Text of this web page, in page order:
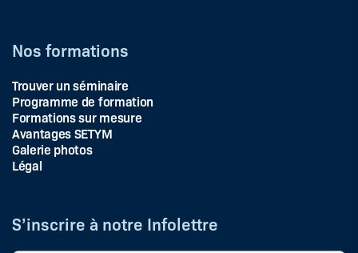
Nos formations
Trouver un séminaire
Programme de formation
Formations sur mesure
Avantages SETYM
Galerie photos
Légal
S’inscrire à notre Infolettre